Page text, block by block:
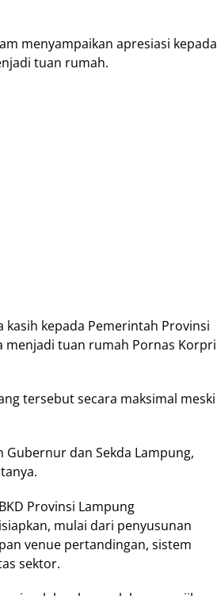
menyampaikan apresiasi kepada
tuan rumah.
kepada Pemerintah Provinsi
menjadi tuan rumah Pornas Korpri
tersebut secara maksimal meski
Gubernur dan Sekda Lampung,
Provinsi Lampung
mulai dari penyusunan
venue pertandingan, sistem
sektor.